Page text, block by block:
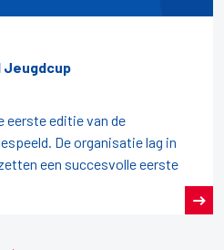
Jeugdcup
eerste editie van de
De organisatie lag in
een succesvolle eerste